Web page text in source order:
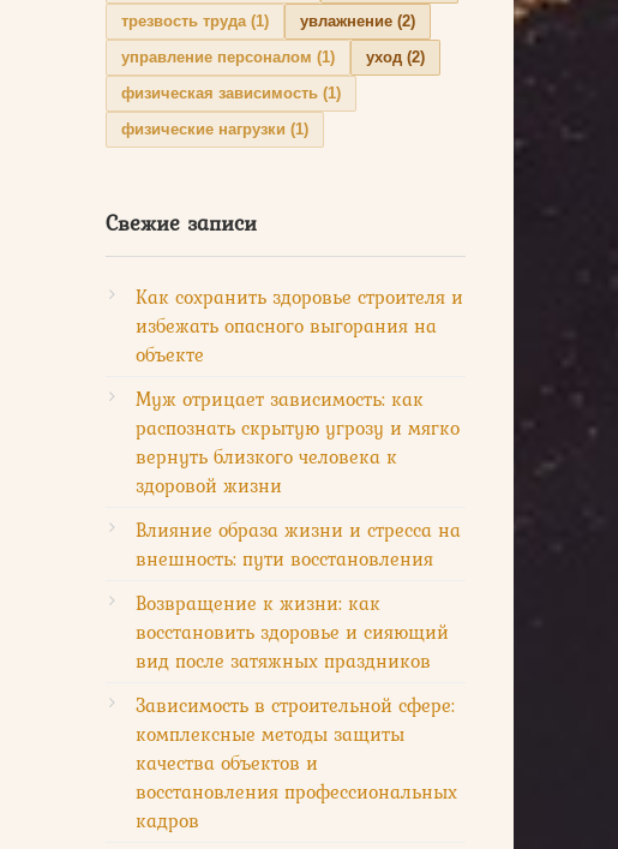
трезвость труда(1) увлажнение (2)
управление персоналом (1) уход (2)
физическая зависимость (1)
физические нагрузки (1)
Свежие записи
Как сохранить здоровье строителя и
избежать опасного выгорания на
объекте
Муж отрицает зависимость: как
распознать скрытую угрозу и мягко
вернуть близкого человека к
здоровой жизни
Влияние образа жизни и стресса на
внешность: пути восстановления
Возвращение к жизни: как
восстановить здоровье и сияющий
вид после затяжных праздников
Зависимость в строительной сфере:
комплексные методы защиты
качества объектов и
восстановления профессиональных
кадров